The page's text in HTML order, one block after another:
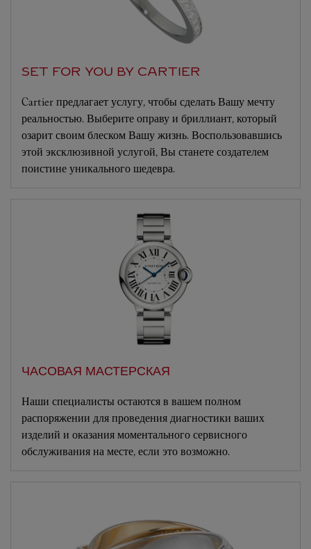
SET FOR YOU BY CARTIER
Cartier предлагает услугу, чтобы сделать Вашу мечту
реальностью. Выберите оправу и бриллиант, который
озарит своим блеском Вашу жизнь. Воспользовавшись
этой эксклюзивной услугой, Вы станете создателем
поистине уникального шедевра.
ЧАСОВАЯ МАСТЕРСКАЯ
Наши специалисты остаются в вашем полном
распоряжении для проведения диагностики ваших
изделий и оказания моментального сервисного
обслуживания на месте, если это возможно.